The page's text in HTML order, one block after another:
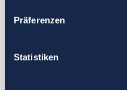
Präferenzen
Statistiken